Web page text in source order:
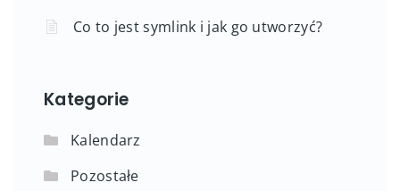
Co to jest symlink i jak go utworzyć?
Kategorie
Kalendarz
Pozostałe